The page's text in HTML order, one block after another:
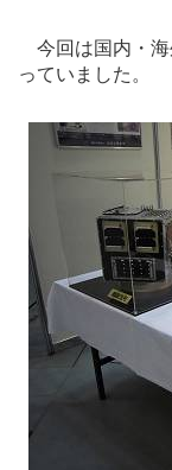
今回は国内・
っていました。